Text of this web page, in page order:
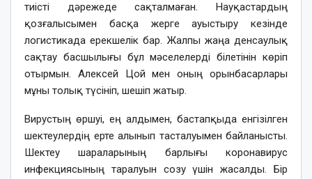
тиісті дәрежеде сақталмаған. Науқастардың
қозғалысымен басқа жерге ауыстыру кезінде
логистикада ерекшелік бар. Жалпы жаңа денсаулық
сақтау басшылығы бұл мәселелерді білетінін көріп
отырмын. Алексей Цой мен оның орынбасарлары
мұны толық түсініп, шешіп жатыр.
Вирустың өршуі, ең алдымен, бастапқыда енгізілген
шектеулердің ерте алынып тасталуымен байланысты.
Шектеу шараларының барлығы коронавирус
инфекциясының таралуын созу үшін жасалды. Бір